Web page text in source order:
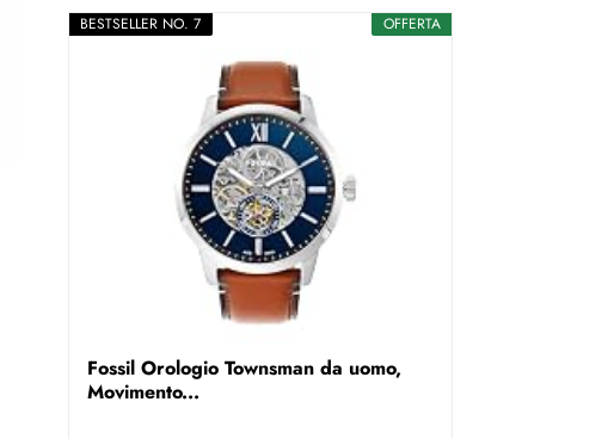
OFFERTA
BESTSELLER NO. 7
Fossil Orologio Townsman da uomo,
Movimento...